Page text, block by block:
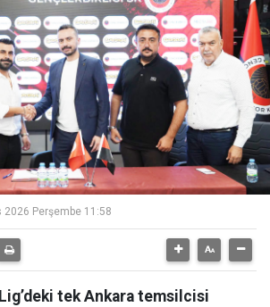
2026 Perşembe 11:58
tek Ankara temsilcisi